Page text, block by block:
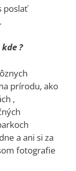
poslať
?
prírodu, ako
,
a ani si za
fotografie